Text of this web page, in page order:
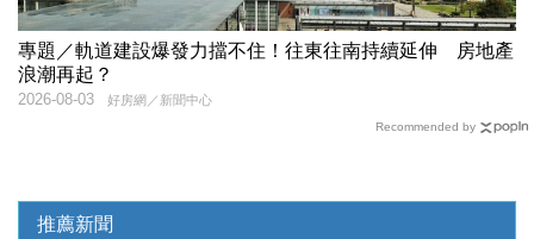
專題／軌道建設爆發力擋不住！往東往南持續延伸 房地產
浪潮再起？
好房網／新聞中心
2026-08-03
Recommended by
推薦新聞